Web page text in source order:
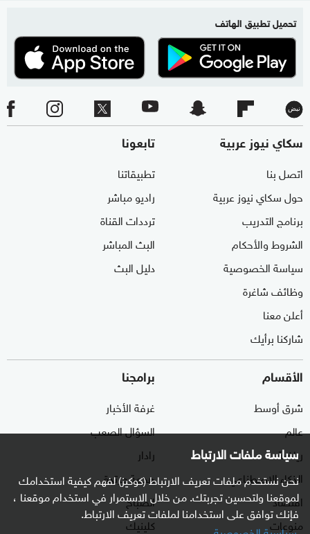
سياسة ملفات الارتباط
نحن نستخدم ملفات تعريف الارتباط (كوكيز) لفهم كيفية استخدامك
لموقعنا ولتحسين تجربتك. من خلال الاستمرار في استخدام موقعنا ،
فإنك توافق على استخدامنا لملفات تعريف الارتباط.
تحميل تطبيق الهاتف
سكاي نيوز عربية
اتصل بنا
حول سكاي نيوز عربية
برنامج التدريب
الشروط والأحكام
سياسة الخصوصية
وظائف شاغرة
أعلن معنا
شاركنا برأيك
تابعونا
تطبيقاتنا
راديو مباشر
ترددات القناة
البث المباشر
دليل البث
الأقسام
شرق أوسط
عالم
رياضة
الذكاء الاصطناعي
اقتصاد
منوعات
برامجنا
غرفة الأخبار
السؤال الصعب
رادار
هجمة مرتدة
الصباح
كلينيك